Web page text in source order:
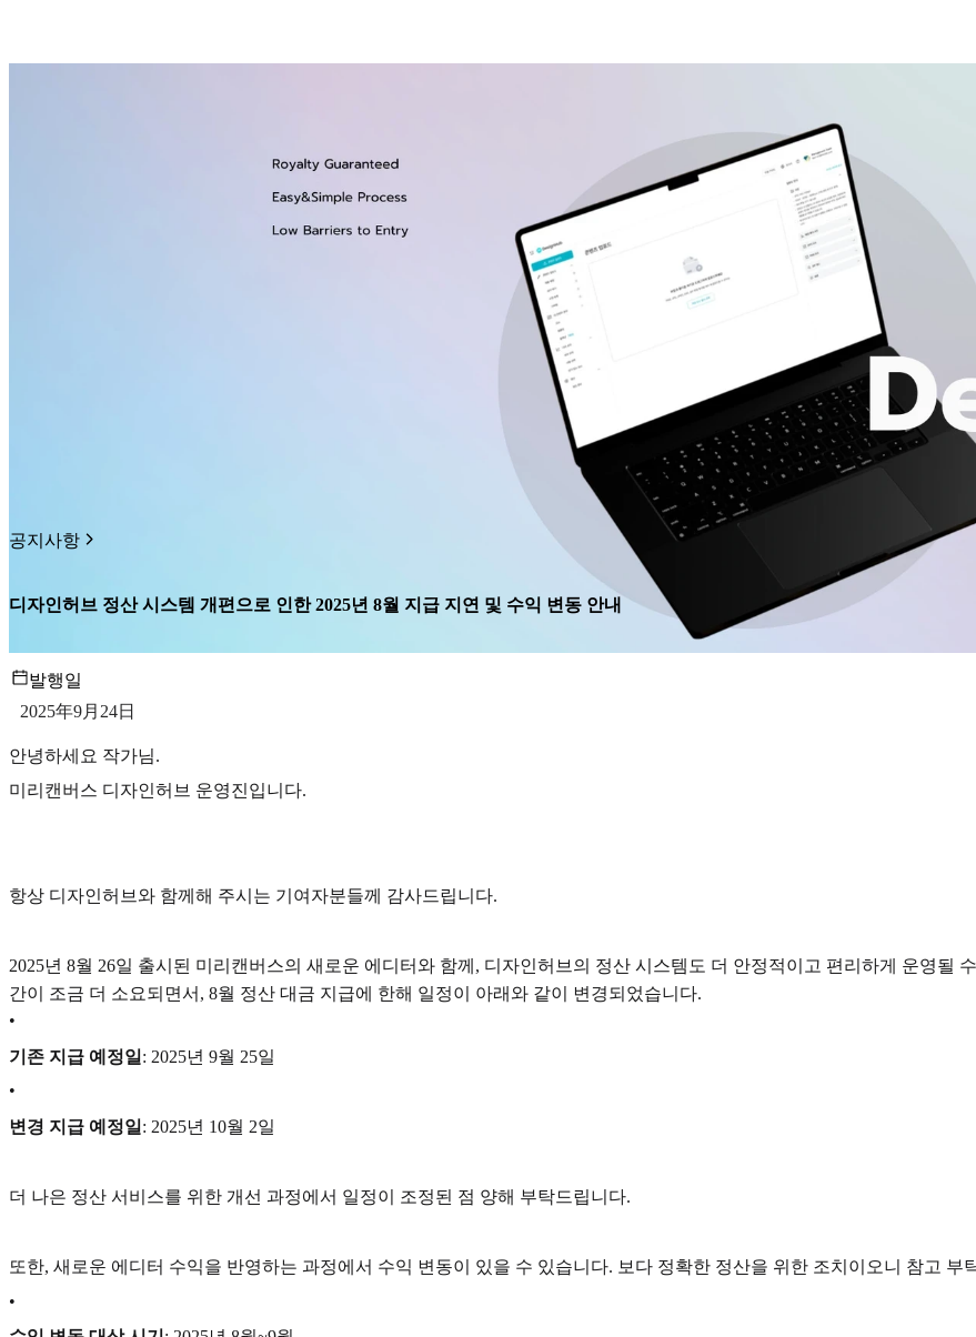
공지사항
디자인허브 정산 시스템 개편으로 인한 2025년 8월 지급 지연 및 수익 변동 안내
발행일
2025年9月24日
안녕하세요 작가님.
미리캔버스 디자인허브 운영진입니다.
항상 디자인허브와 함께해 주시는 기여자분들께 감사드립니다.
2025년 8월 26일 출시된 미리캔버스의 새로운 에디터와 함께, 디자인허브의 정산 시스템도 더 안정적이고 편리하게 운영될
간이 조금 더 소요되면서, 8월 정산 대금 지급에 한해 일정이 아래와 같이 변경되었습니다.
•
기존 지급 예정일 : 2025년 9월 25일
•
변경 지급 예정일 : 2025년 10월 2일
더 나은 정산 서비스를 위한 개선 과정에서 일정이 조정된 점 양해 부탁드립니다.
또한, 새로운 에디터 수익을 반영하는 과정에서 수익 변동이 있을 수 있습니다. 보다 정확한 정산을 위한 조치이오니 참고 부
•